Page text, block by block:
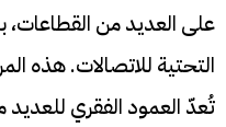
على العديد من القطاعات،
تُعدّ العمود الفقري